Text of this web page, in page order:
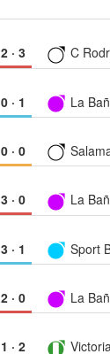
2· 3 C
0· 1 La
0· 0
3· 0 La
3· 1 Sport
2· 0 La
1 · 2